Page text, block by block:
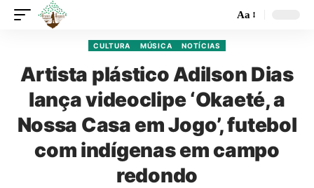
Aa
CULTURA MÚSICA NOTÍCIAS
Artista plástico Adilson Dias
lança videoclipe ‘Okaeté, a
Nossa Casa em Jogo’, futebol
com indígenas em campo
redondo